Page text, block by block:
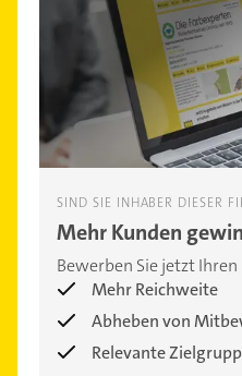
SIND SIE INHABER DIESER
Mehr Kunden
Bewerben Sie jetzt
Mehr Reichweite
Abheben von
Relevante